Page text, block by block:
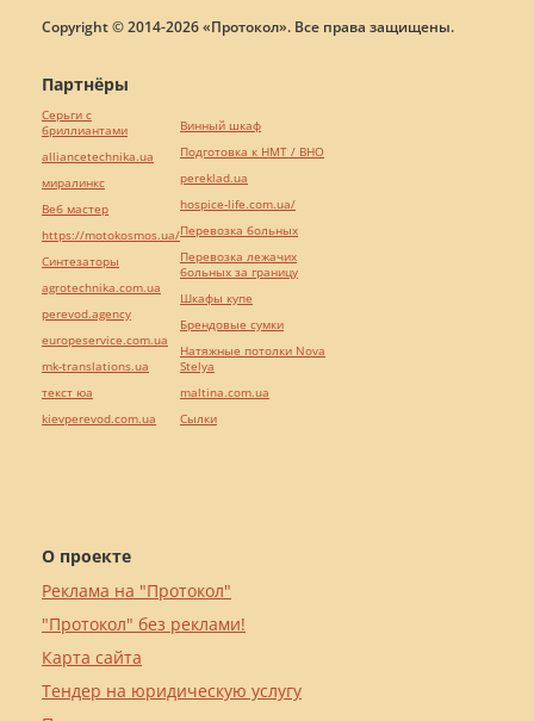
Copyright © 2014-2026 «Протокол». Все права защищены.
О проекте
Реклама на "Протокол"
"Протокол" без реклами!
Карта сайта
Тендер на юридическую услугу
Партнёры
Серьги с
бриллиантами
alliancetechnika.ua
миралинкс
Веб мастер
https://motokosmos.ua/
Синтезаторы
agrotechnika.com.ua
perevod.agency
europeservice.com.ua
mk-translations.ua
текст юа
kievperevod.com.ua
Винный шкаф
Подготовка к НМТ / ВНО
pereklad.ua
hospice-life.com.ua/
Перевозка больных
Перевозка лежачих
больных за границу
Шкафы купе
Брендовые сумки
Натяжные потолки Nova
Stelya
maltina.com.ua
Cылки